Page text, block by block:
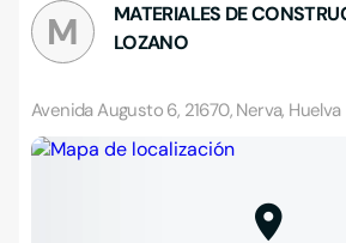
M
MATERIALES DE
LOZANO
Avenida Augusto 6, 21670, Nerva, Huelva